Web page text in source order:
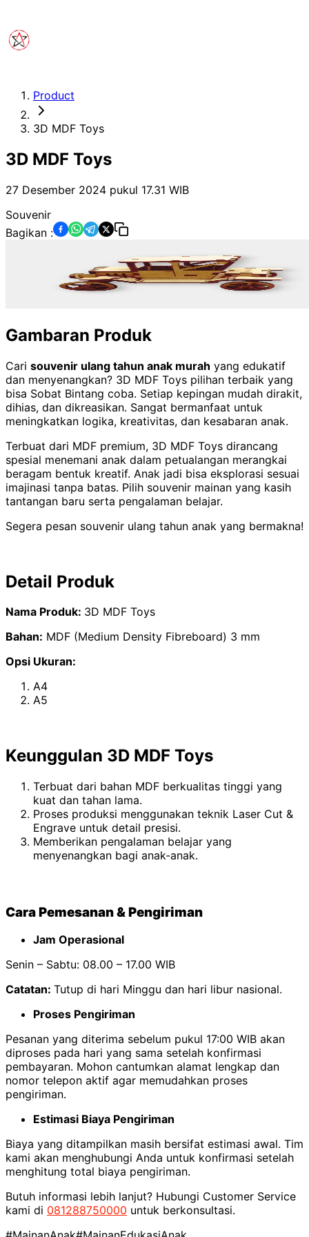
Product
3D MDF Toys
3D MDF Toys
27 Desember 2024 pukul 17.31 WIB
Souvenir
Bagikan :
Gambaran Produk
Cari souvenir ulang tahun anak murah yang edukatif
dan menyenangkan? 3D MDF Toys pilihan terbaik yang
bisa Sobat Bintang coba. Setiap kepingan mudah dirakit,
dihias, dan dikreasikan. Sangat bermanfaat untuk
meningkatkan logika, kreativitas, dan kesabaran anak.
Terbuat dari MDF premium, 3D MDF Toys dirancang
spesial menemani anak dalam petualangan merangkai
beragam bentuk kreatif. Anak jadi bisa eksplorasi sesuai
imajinasi tanpa batas. Pilih souvenir mainan yang kasih
tantangan baru serta pengalaman belajar.
Segera pesan souvenir ulang tahun anak yang bermakna!
Detail Produk
Nama Produk: 3D MDF Toys
Bahan: MDF (Medium Density Fibreboard) 3 mm
Opsi Ukuran:
A4
A5
Keunggulan 3D MDF Toys
Terbuat dari bahan MDF berkualitas tinggi yang
kuat dan tahan lama.
Proses produksi menggunakan teknik Laser Cut &
Engrave untuk detail presisi.
Memberikan pengalaman belajar yang
menyenangkan bagi anak-anak.
Cara Pemesanan & Pengiriman
Jam Operasional
Senin – Sabtu: 08.00 – 17.00 WIB
Catatan: Tutup di hari Minggu dan hari libur nasional.
Proses Pengiriman
Pesanan yang diterima sebelum pukul 17:00 WIB akan
diproses pada hari yang sama setelah konfirmasi
pembayaran. Mohon cantumkan alamat lengkap dan
nomor telepon aktif agar memudahkan proses
pengiriman.
Estimasi Biaya Pengiriman
Biaya yang ditampilkan masih bersifat estimasi awal. Tim
kami akan menghubungi Anda untuk konfirmasi setelah
menghitung total biaya pengiriman.
Butuh informasi lebih lanjut? Hubungi Customer Service
kami di 081288750000 untuk berkonsultasi.